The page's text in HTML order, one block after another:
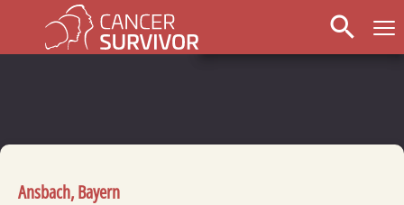
search
Ansbach, Bayern